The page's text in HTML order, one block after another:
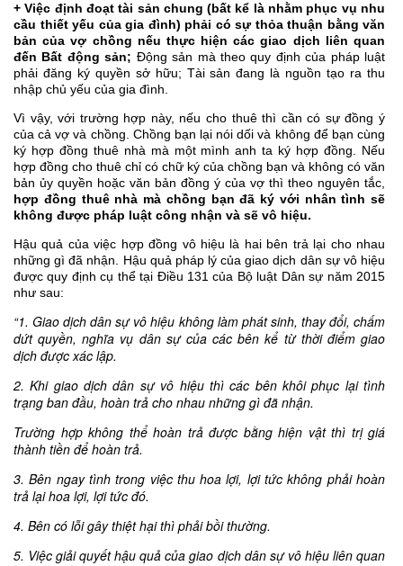
+ Việc định đoạt tài sản chung (bất kể là nhằm phục vụ nhu
cầu thiết yếu của gia đình) phải có sự thỏa thuận bằng văn
bản của vợ chồng nếu thực hiện các giao dịch liên quan
đến Bất động sản; Động sản mà theo quy định của pháp luật
phải đăng ký quyền sở hữu; Tài sản đang là nguồn tạo ra thu
nhập chủ yếu của gia đình.
Vì vậy, với trường hợp này, nếu cho thuê thì cần có sự đồng ý
của cả vợ và chồng. Chồng bạn lại nói dối và không để bạn cùng
ký hợp đồng thuê nhà mà một mình anh ta ký hợp đồng. Nếu
hợp đồng cho thuê chỉ có chữ ký của chồng bạn và không có văn
bản ủy quyền hoặc văn bản đồng ý của vợ thì theo nguyên tắc,
hợp đồng thuê nhà mà chồng bạn đã ký với nhân tình sẽ
không được pháp luật công nhận và sẽ vô hiệu.
Hậu quả của việc hợp đồng vô hiệu là hai bên trả lại cho nhau
những gì đã nhận. Hậu quả pháp lý của giao dịch dân sự vô hiệu
được quy định cụ thể tại Điều 131 của Bộ luật Dân sự năm 2015
như sau:
“1. Giao dịch dân sự vô hiệu không làm phát sinh, thay đổi, chấm
dứt quyền, nghĩa vụ dân sự của các bên kể từ thời điểm giao
dịch được xác lập.
2. Khi giao dịch dân sự vô hiệu thì các bên khôi phục lại tình
trạng ban đầu, hoàn trả cho nhau những gì đã nhận.
Trường hợp không thể hoàn trả được bằng hiện vật thì trị giá
thành tiền để hoàn trả.
3. Bên ngay tình trong việc thu hoa lợi, lợi tức không phải hoàn
trả lại hoa lợi, lợi tức đó.
4. Bên có lỗi gây thiệt hại thì phải bồi thường.
5. Việc giải quyết hậu quả của giao dịch dân sự vô hiệu liên quan